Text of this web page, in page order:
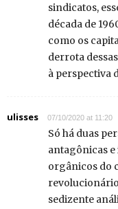
sindicatos,
década de
como os
derrota
à perspectiva
ulisses 07/10/2020 at 11:20
Só há duas
antagônicas
orgânicos do
sedizente